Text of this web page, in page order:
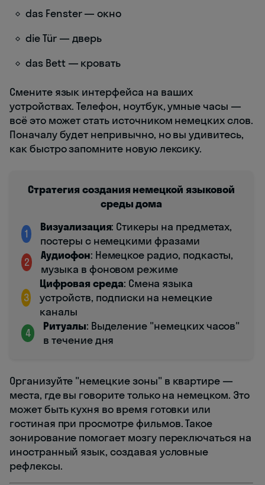
das Fenster — окно
die Tür — дверь
das Bett — кровать
Смените язык интерфейса на ваших
устройствах. Телефон, ноутбук, умные часы —
всё это может стать источником немецких слов.
Поначалу будет непривычно, но вы удивитесь,
как быстро запомните новую лексику.
Стратегия создания немецкой языковой
среды дома
1
Визуализация: Стикеры на предметах,
постеры с немецкими фразами
2
Аудиофон: Немецкое радио, подкасты,
музыка в фоновом режиме
3
Цифровая среда: Смена языка
устройств, подписки на немецкие
каналы
4
Ритуалы: Выделение "немецких часов"
в течение дня
Организуйте "немецкие зоны" в квартире —
места, где вы говорите только на немецком. Это
может быть кухня во время готовки или
гостиная при просмотре фильмов. Такое
зонирование помогает мозгу переключаться на
иностранный язык, создавая условные
рефлексы.